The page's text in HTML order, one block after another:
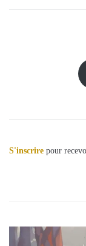
S'inscrire pour